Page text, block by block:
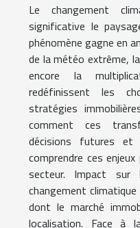
Le changement
significative le
phénomène gagne en
de la météo extrême,
encore la
redéfinissent les
stratégies
comment ces
décisions futures
comprendre ces
secteur. Impact sur
changement
dont le marché
localisation. Face